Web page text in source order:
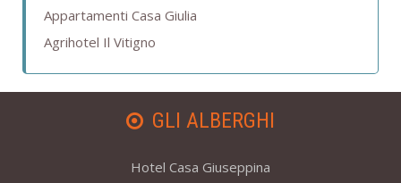
Appartamenti Casa Giulia
Agrihotel Il Vitigno
GLI ALBERGHI
Hotel Casa Giuseppina